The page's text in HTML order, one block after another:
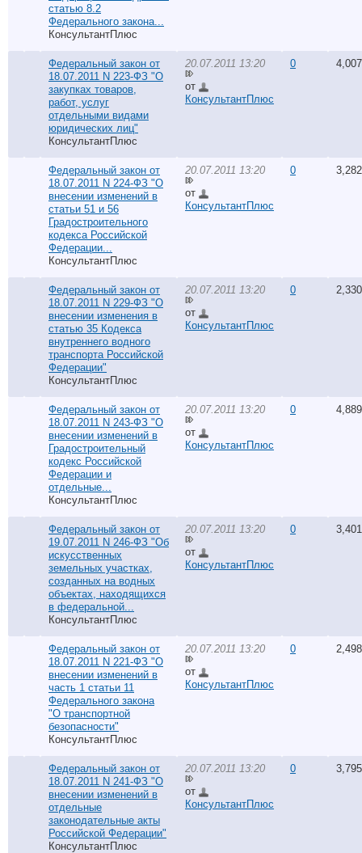
статью 8.2
Федерального закона...
КонсультантПлюс
Федеральный закон от
18.07.2011 N 223-ФЗ "О
закупках товаров,
работ, услуг
отдельными видами
юридических лиц"
КонсультантПлюс
20.07.2011 13:20
от
КонсультантПлюс
0 4,007
Федеральный закон от
18.07.2011 N 224-ФЗ "О
внесении изменений в
статьи 51 и 56
Градостроительного
кодекса Российской
Федерации...
КонсультантПлюс
20.07.2011 13:20
от
КонсультантПлюс
0 3,282
Федеральный закон от
18.07.2011 N 229-ФЗ "О
внесении изменения в
статью 35 Кодекса
внутреннего водного
транспорта Российской
Федерации"
КонсультантПлюс
20.07.2011 13:20
от
КонсультантПлюс
0 2,330
Федеральный закон от
18.07.2011 N 243-ФЗ "О
внесении изменений в
Градостроительный
кодекс Российской
Федерации и
отдельные...
КонсультантПлюс
20.07.2011 13:20
от
КонсультантПлюс
0 4,889
Федеральный закон от
19.07.2011 N 246-ФЗ "Об
искусственных
земельных участках,
созданных на водных
объектах, находящихся
в федеральной...
КонсультантПлюс
20.07.2011 13:20
от
КонсультантПлюс
0 3,401
Федеральный закон от
18.07.2011 N 221-ФЗ "О
внесении изменений в
часть 1 статьи 11
Федерального закона
"О транспортной
безопасности"
КонсультантПлюс
20.07.2011 13:20
от
КонсультантПлюс
0 2,498
Федеральный закон от
18.07.2011 N 241-ФЗ "О
внесении изменений в
отдельные
законодательные акты
Российской Федерации"
КонсультантПлюс
20.07.2011 13:20
от
КонсультантПлюс
0 3,795